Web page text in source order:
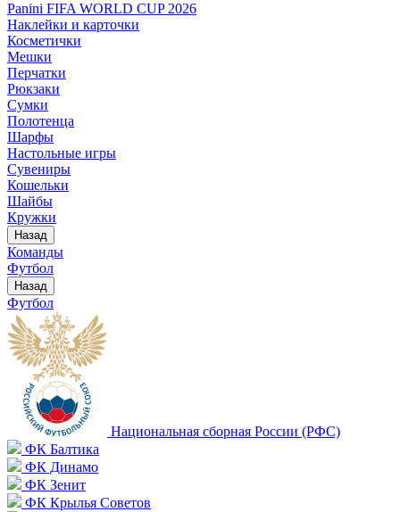
Panini FIFA WORLD CUP 2026
Наклейки и карточки
Косметички
Мешки
Перчатки
Рюкзаки
Сумки
Полотенца
Шарфы
Настольные игры
Сувениры
Кошельки
Шайбы
Кружки
Назад
Команды
Футбол
Назад
Футбол
Национальная сборная России (РФС)
ФК Балтика
ФК Динамо
ФК Зенит
ФК Крылья Советов